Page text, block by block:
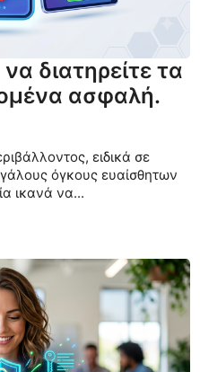
διατηρείτε τα
ασφαλή.
ειδικά σε
όγκους ευαίσθητων
ικανά να...